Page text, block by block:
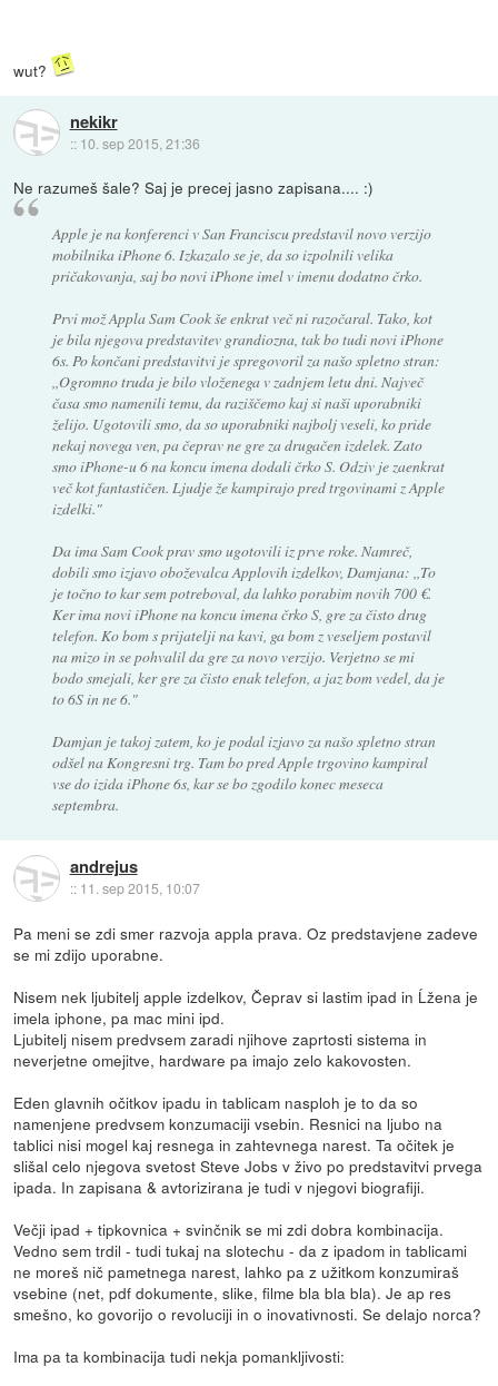
wut?
nekikr
:: 10. sep 2015, 21:36
Ne razumeš šale? Saj je precej jasno zapisana.... :)
Apple je na konferenci v San Franciscu predstavil novo verzijo
mobilnika iPhone 6. Izkazalo se je, da so izpolnili velika
pričakovanja, saj bo novi iPhone imel v imenu dodatno črko.
Prvi mož Appla Sam Cook še enkrat več ni razočaral. Tako, kot
je bila njegova predstavitev grandiozna, tak bo tudi novi iPhone
6s. Po končani predstavitvi je spregovoril za našo spletno stran:
,,Ogromno truda je bilo vloženega v zadnjem letu dni. Največ
časa smo namenili temu, da raziščemo kaj si naši uporabniki
želijo. Ugotovili smo, da so uporabniki najbolj veseli, ko pride
nekaj novega ven, pa čeprav ne gre za drugačen izdelek. Zato
smo iPhone-u 6 na koncu imena dodali črko S. Odziv je zaenkrat
več kot fantastičen. Ljudje že kampirajo pred trgovinami z Apple
izdelki."
Da ima Sam Cook prav smo ugotovili iz prve roke. Namreč,
dobili smo izjavo oboževalca Applovih izdelkov, Damjana: ,,To
je točno to kar sem potreboval, da lahko porabim novih 700 €.
Ker ima novi iPhone na koncu imena črko S, gre za čisto drug
telefon. Ko bom s prijatelji na kavi, ga bom z veseljem postavil
na mizo in se pohvalil da gre za novo verzijo. Verjetno se mi
bodo smejali, ker gre za čisto enak telefon, a jaz bom vedel, da je
to 6S in ne 6."
Damjan je takoj zatem, ko je podal izjavo za našo spletno stran
odšel na Kongresni trg. Tam bo pred Apple trgovino kampiral
vse do izida iPhone 6s, kar se bo zgodilo konec meseca
septembra.
andrejus
:: 11. sep 2015, 10:07
Pa meni se zdi smer razvoja appla prava. Oz predstavjene zadeve
se mi zdijo uporabne.
Nisem nek ljubitelj apple izdelkov, Čeprav si lastim ipad in Ĺžena je
imela iphone, pa mac mini ipd.
Ljubitelj nisem predvsem zaradi njihove zaprtosti sistema in
neverjetne omejitve, hardware pa imajo zelo kakovosten.
Eden glavnih očitkov ipadu in tablicam nasploh je to da so
namenjene predvsem konzumaciji vsebin. Resnici na ljubo na
tablici nisi mogel kaj resnega in zahtevnega narest. Ta očitek je
slišal celo njegova svetost Steve Jobs v živo po predstavitvi prvega
ipada. In zapisana & avtorizirana je tudi v njegovi biografiji.
Večji ipad + tipkovnica + svinčnik se mi zdi dobra kombinacija.
Vedno sem trdil - tudi tukaj na slotechu - da z ipadom in tablicami
ne moreš nič pametnega narest, lahko pa z užitkom konzumiraš
vsebine (net, pdf dokumente, slike, filme bla bla bla). Je ap res
smešno, ko govorijo o revoluciji in o inovativnosti. Se delajo norca?
Ima pa ta kombinacija tudi nekja pomankljivosti: